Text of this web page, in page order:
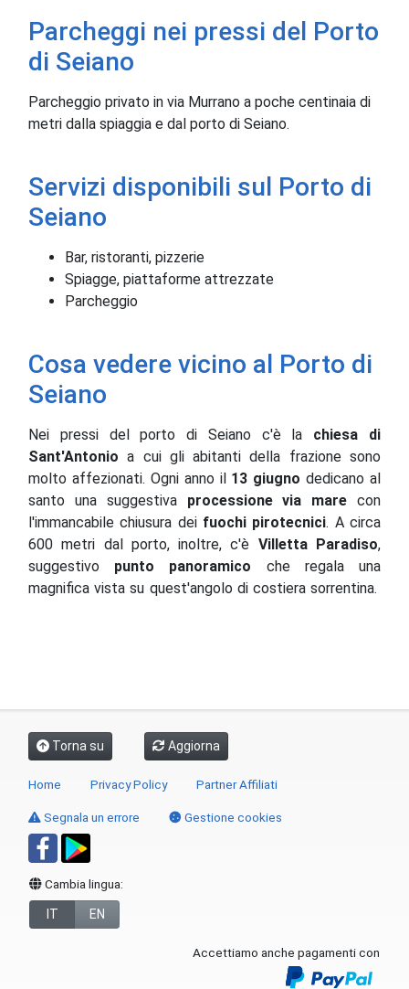
Parcheggi nei pressi del Porto
di Seiano
Parcheggio privato in via Murrano a poche centinaia di
metri dalla spiaggia e dal porto di Seiano.
Servizi disponibili sul Porto di
Seiano
Bar, ristoranti, pizzerie
Spiagge, piattaforme attrezzate
Parcheggio
Cosa vedere vicino al Porto di
Seiano
Nei pressi del porto di Seiano c'è la chiesa di
Sant'Antonio a cui gli abitanti della frazione sono
molto affezionati. Ogni anno il 13 giugno dedicano al
santo una suggestiva processione via mare con
l'immancabile chiusura dei fuochi pirotecnici. A circa
600 metri dal porto, inoltre, c'è Villetta Paradiso,
suggestivo punto panoramico che regala una
magnifica vista su quest'angolo di costiera sorrentina.
Torna su Aggiorna
Home Privacy Policy Partner Affiliati
Segnala un errore Gestione cookies
Cambia lingua:
IT EN
Accettiamo anche pagamenti con